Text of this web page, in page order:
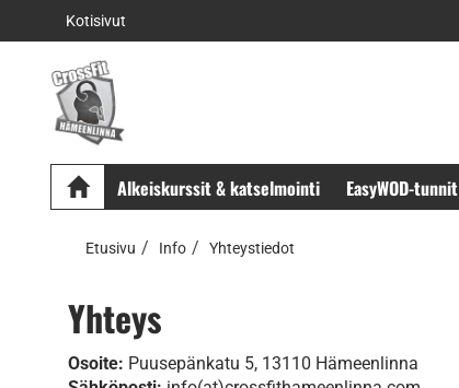
Kotisivut
Alkeiskurssit & katselmointi EasyWOD-tunnit
Etusivu Info Yhteystiedot
Yhteys
Osoite: Puusepänkatu 5, 13110 Hämeenlinna